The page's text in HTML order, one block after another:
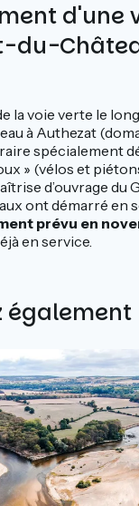
d'une
du-
la voie verte le
à Authezat
spécialement
» (vélos et
d’ouvrage du
ont démarré en
prévu en
en service.
également